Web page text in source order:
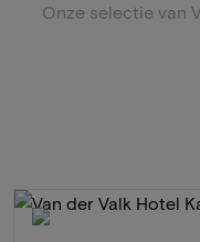
Onze selectie van